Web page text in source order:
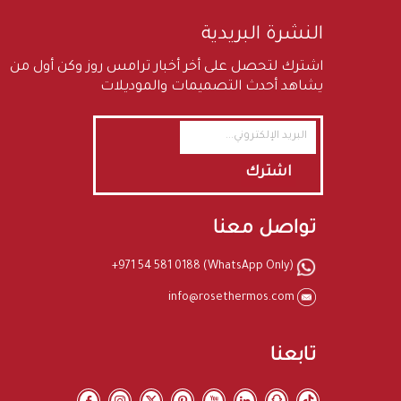
النشرة البريدية
اشترك لتحصل على أخر أخبار ترامس روز وكن أول من
يشاهد أحدث التصميمات والموديلات
اشترك
تواصل معنا
+971 54 581 0188 (WhatsApp Only)
تابعنا